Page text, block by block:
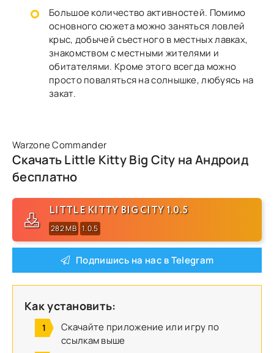
Большое количество активностей. Помимо
основного сюжета можно заняться ловлей
крыс, добычей съестного в местных лавках,
знакомством с местными жителями и
обитателями. Кроме этого всегда можно
просто поваляться на солнышке, любуясь на
закат.
Warzone Commander
Скачать Little Kitty Big City на Андроид
бесплатно
LITTLE KITTY BIG CITY 1.0.5
282 MB 1.0.5
Подпишись на нас в Telegram
Как установить:
Скачайте приложение или игру по
ссылкам выше